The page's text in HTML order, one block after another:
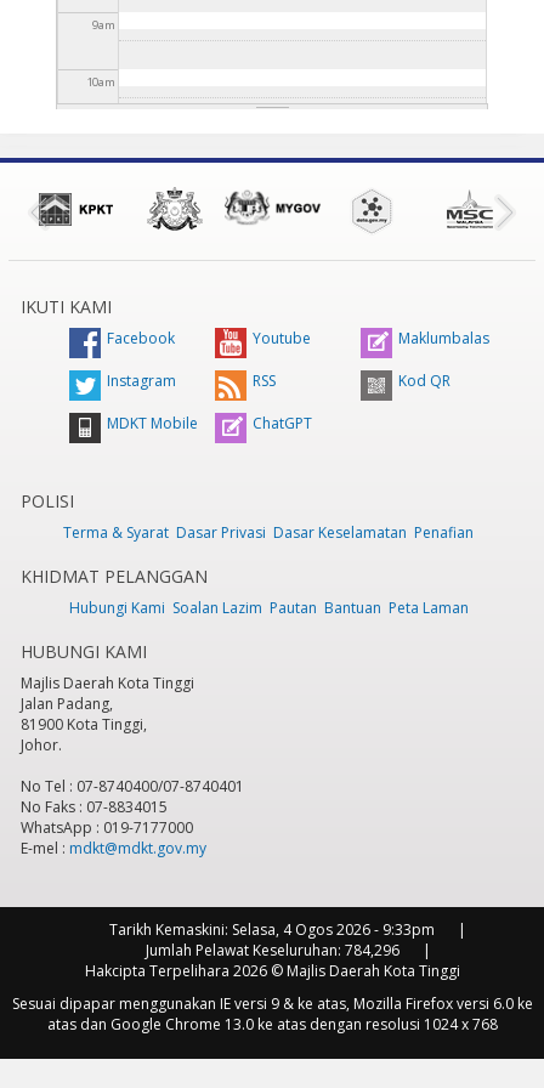
9am
10am
2pm
3pm
pm
6pm
8 pm
9 pm
11pm
IKUTI KAMI
Facebook Youtube Maklumbalas
Instagram RSS Kod QR
MDKT Mobile ChatGPT
POLISI
Terma & Syarat Dasar Privasi Dasar Keselamatan Penafian
KHIDMAT PELANGGAN
Hubungi Kami Soalan Lazim Pautan Bantuan Peta Laman
HUBUNGI KAMI
Majlis Daerah Kota Tinggi
Jalan Padang,
81900 Kota Tinggi,
Johor.
No Tel : 07-8740400/07-8740401
No Faks : 07-8834015
WhatsApp : 019-7177000
E-mel : mdkt@mdkt.gov.my
Tarikh Kemaskini: Selasa, 4 Ogos 2026 - 9:33pm
Jumlah Pelawat Keseluruhan: 784,296
Hakcipta Terpelihara 2026 © Majlis Daerah Kota Tinggi
Sesuai dipapar menggunakan IE versi 9 & ke atas, Mozilla Firefox versi 6.0 ke
atas dan Google Chrome 13.0 ke atas dengan resolusi 1024 x 768